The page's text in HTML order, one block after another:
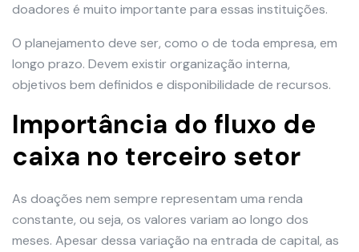
doadores é muito importante para essas instituições.
O planejamento deve ser, como o de toda empresa, em
longo prazo. Devem existir organização interna,
objetivos bem definidos e disponibilidade de recursos.
Importância do fluxo de
caixa no terceiro setor
As doações nem sempre representam uma renda
constante, ou seja, os valores variam ao longo dos
meses. Apesar dessa variação na entrada de capital, as